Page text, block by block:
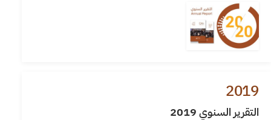
2019
التقرير السنوي 2019